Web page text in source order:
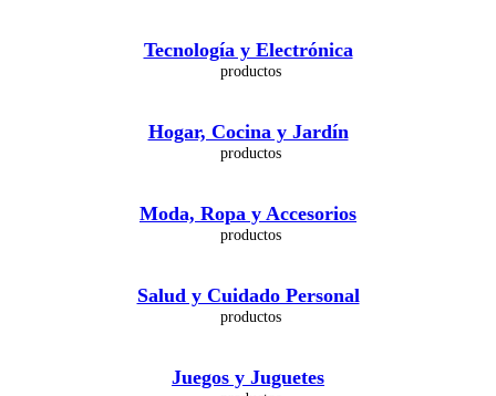
Tecnología y Electrónica
Hogar, Cocina y Jardín
Moda, Ropa y Accesorios
Salud y Cuidado Personal
Juegos y Juguetes